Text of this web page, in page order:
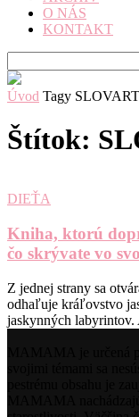
O NÁS
KONTAKT
Úvod Tagy
Štítok:
DIEŤA
Kniha, ktorú
čo skrývate vo
Z jednej strany sa
odhaľuje kráľovstvo
jaskynných labyrintov.